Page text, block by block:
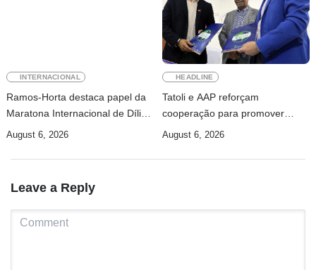
INTERNACIONAL
Ramos-Horta destaca papel da
Maratona Internacional de Díli
na mobilização da juventude
August 6, 2026
HEADLINE
Tatoli e AAP reforçam
cooperação para promover
jornalismo profissional em
August 6, 2026
Leave a Reply